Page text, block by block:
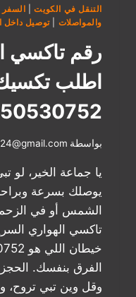
التنقل في الكويت|
والمواصلات |توصيل داخل
رقم تاكسي
اطلب
50530752
بواسطة
يا جماعة الخير، لو
يوصلك بسرعة
الشمس أو في
تاكسي الهواري
الفرق بنفسك.
وقل وين تبي تروح،